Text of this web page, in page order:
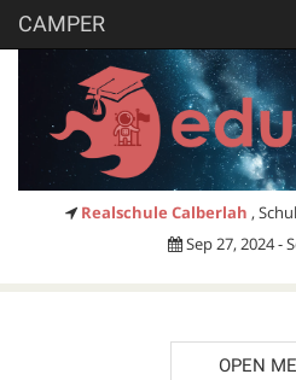
CAMPER
Realschule Calberlah ,
Sep 27, 2024 -
OPEN